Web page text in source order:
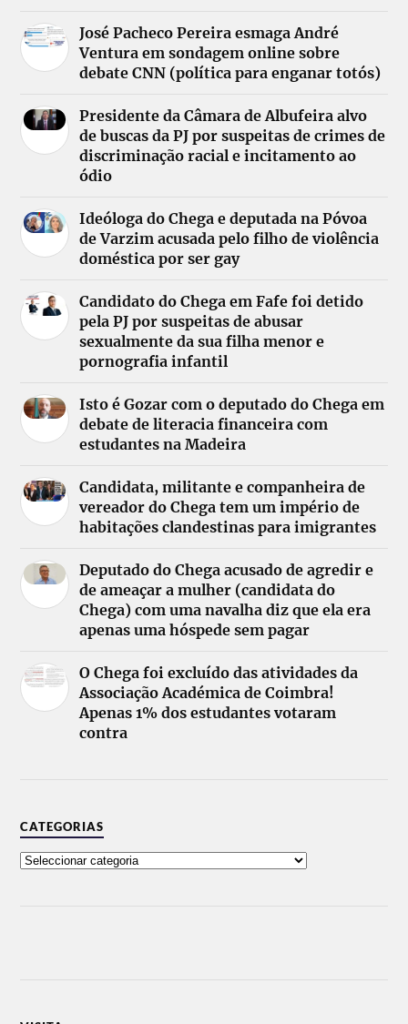
José Pacheco Pereira esmaga André
Ventura em sondagem online sobre
debate CNN (política para enganar totós)
Presidente da Câmara de Albufeira alvo
de buscas da PJ por suspeitas de crimes de
discriminação racial e incitamento ao
ódio
Ideóloga do Chega e deputada na Póvoa
de Varzim acusada pelo filho de violência
doméstica por ser gay
Candidato do Chega em Fafe foi detido
pela PJ por suspeitas de abusar
sexualmente da sua filha menor e
pornografia infantil
Isto é Gozar com o deputado do Chega em
debate de literacia financeira com
estudantes na Madeira
Candidata, militante e companheira de
vereador do Chega tem um império de
habitações clandestinas para imigrantes
Deputado do Chega acusado de agredir e
de ameaçar a mulher (candidata do
Chega) com uma navalha diz que ela era
apenas uma hóspede sem pagar
O Chega foi excluído das atividades da
Associação Académica de Coimbra!
Apenas 1% dos estudantes votaram
contra
CATEGORIAS